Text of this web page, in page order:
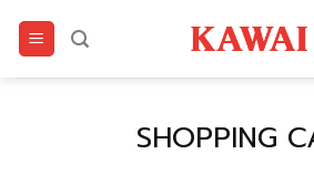
SHOPPING